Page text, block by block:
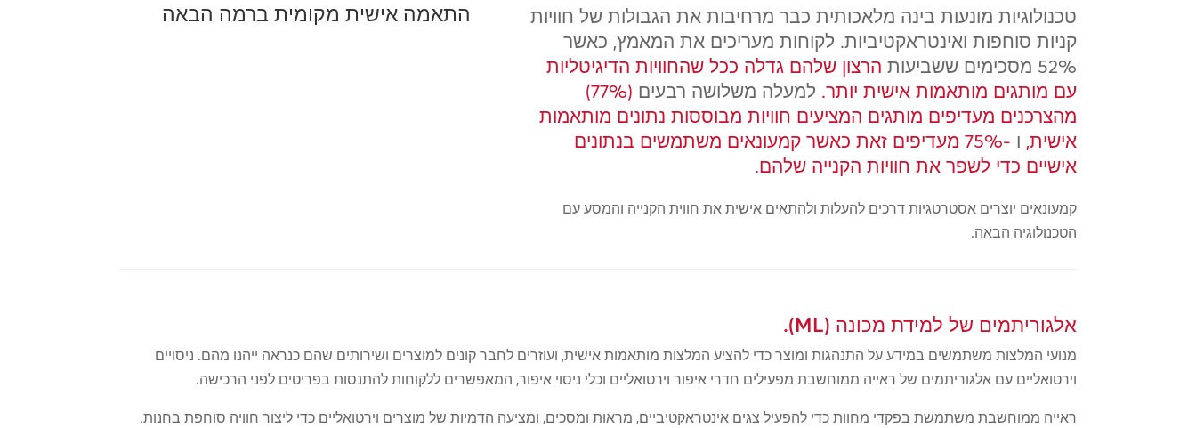
התאמה אישית מקומית ברמה הבאה
טכנולוגיות מונעות בינה מלאכותית כבר מרחיבות את הגבולות של חוויות
קניות סוחפות ואינטראקטיביות. לקוחות מעריכים את המאמץ, כאשר
52% מסכימים ששביעות
הרצון שלהם גדלה ככל שהחוויות הדיגיטליות
עם מותגים מותאמות אישית יותר. למעלה משלושה רבעים
(77%)
מהצרכנים מעדיפים מותגים המציעים חוויות מבוססות נתונים מותאמות
אישית, ו
-75% מעדיפים זאת כאשר קמעונאים משתמשים בנתונים
אישיים כדי לשפר את חוויות הקנייה שלהם.
קמעונאים יוצרים אסטרטגיות דרכים להעלות ולהתאים אישית את חווית הקנייה והמסע עם
הטכנולוגיה הבאה.
אלגוריתמים של למידת מכונה (ML).
מנועי המלצות משתמשים במידע על התנהגות ומוצר כדי להציע המלצות מותאמות אישית, ועוזרים לחבר קונים למוצרים ושירותים שהם כנראה ייהנו מהם. ניסויים
וירטואליים עם אלגוריתמים של ראייה ממוחשבת מפעילים חדרי איפור וירטואליים וכלי ניסוי איפור, המאפשרים ללקוחות להתנסות בפריטים לפני הרכישה.
ראייה ממוחשבת משתמשת בפקדי מחוות כדי להפעיל צגים אינטראקטיביים, מראות ומסכים, ומציעה הדמיות של מוצרים וירטואליים כדי ליצור חוויה סוחפת בחנות.